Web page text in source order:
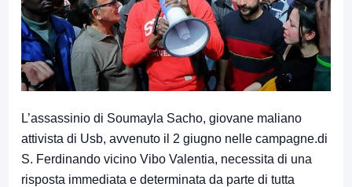
L’assassinio di Soumayla Sacho, giovane maliano
attivista di Usb, avvenuto il 2 giugno nelle campagne.di
S. Ferdinando vicino Vibo Valentia, necessita di una
risposta immediata e determinata da parte di tutta